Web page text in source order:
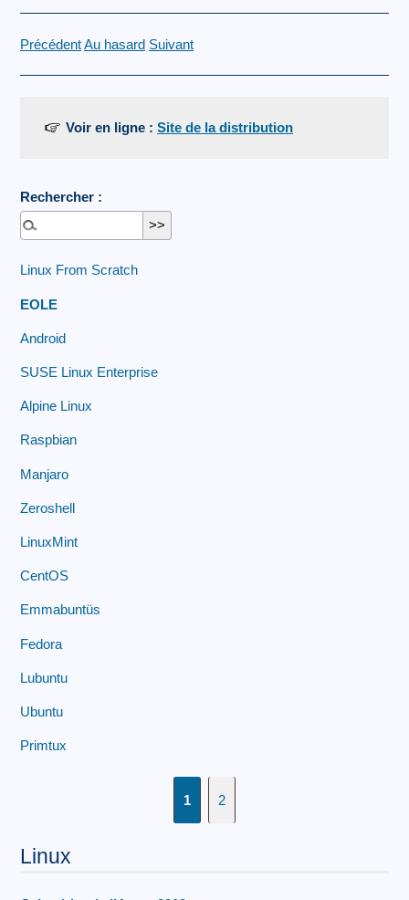
PrécédentAu hasard Suivant
Voir en ligne : Site de la distribution
Rechercher :
Linux From Scratch
EOLE
Android
SUSE Linux Enterprise
Alpine Linux
Raspbian
Manjaro
Zeroshell
LinuxMint
CentOS
Emmabuntüs
Fedora
Lubuntu
Ubuntu
Primtux
1 2
Linux